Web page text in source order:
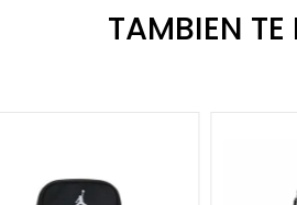
TAMBIEN TE